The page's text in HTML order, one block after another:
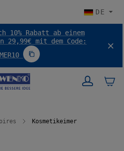
DE
10% Rabatt ab einem
29,99€ mit dem Code:
Code SUMMER10 kopieren
Kosmetikeimer